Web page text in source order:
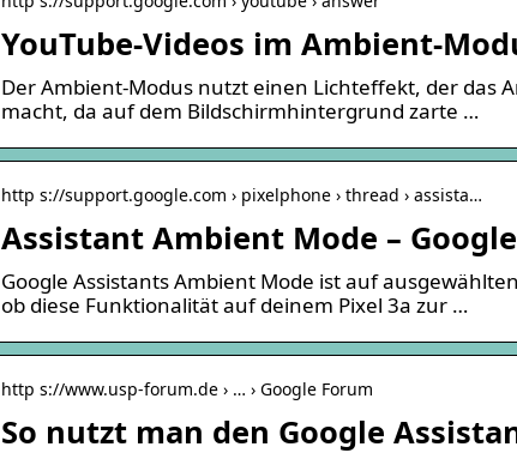
YouTube-Videos im Ambient-
Der Ambient-Modus nutzt einen Lichteffekt, der das
macht, da auf dem Bildschirmhintergrund zarte …
http s://support.google.com › pixelphone › thread › assista…
Assistant Ambient Mode –
Google Assistants Ambient Mode ist auf
ob diese Funktionalität auf deinem Pixel 3a zur …
http s://www.usp-forum.de › … › Google Forum
So nutzt man den Google